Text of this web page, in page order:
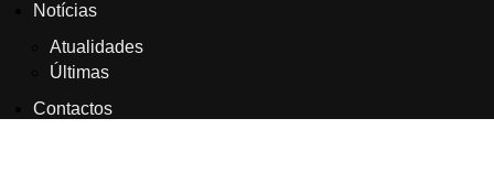
Notícias
Atualidades
Últimas
Contactos